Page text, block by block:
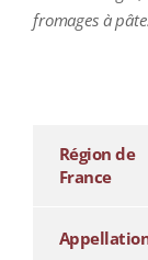
fromages à
Région de
France